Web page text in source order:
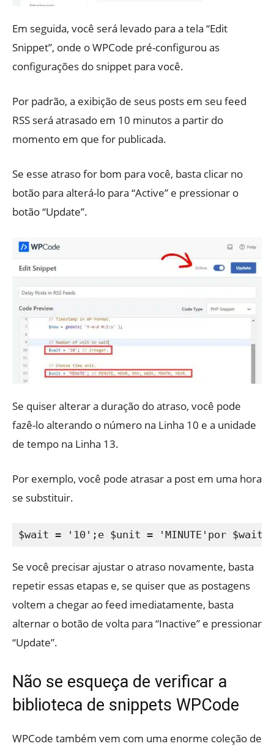
Em seguida, você será levado para a tela “Edit
Snippet”, onde o WPCode pré-configurou as
configurações do snippet para você.
Por padrão, a exibição de seus posts em seu feed
RSS será atrasado em 10 minutos a partir do
momento em que for publicada.
Se esse atraso for bom para você, basta clicar no
botão para alterá-lo para “Active” e pressionar o
botão “Update”.
Se quiser alterar a duração do atraso, você pode
fazê-lo alterando o número na Linha 10 e a unidade
de tempo na Linha 13.
Por exemplo, você pode atrasar a post em uma hora
se substituir.
Se você precisar ajustar o atraso novamente, basta
repetir essas etapas e, se quiser que as postagens
voltem a chegar ao feed imediatamente, basta
alternar o botão de volta para “Inactive” e pressionar
“Update”.
Não se esqueça de verificar a
biblioteca de snippets WPCode
WPCode também vem com uma enorme coleção de